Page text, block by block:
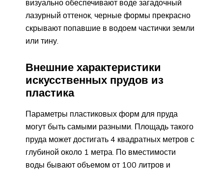
визуально обеспечивают воде загадочный
лазурный оттенок, черные формы прекрасно
скрывают попавшие в водоем частички земли
или тину.
Внешние характеристики
искусственных прудов из
пластика
Параметры пластиковых форм для пруда
могут быть самыми разными. Площадь такого
пруда может достигать 4 квадратных метров с
глубиной около 1 метра. По вместимости
воды бывают объемом от 100 литров и